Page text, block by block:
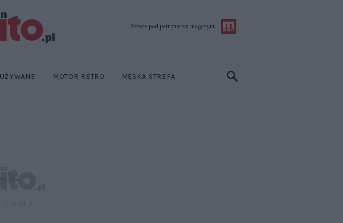
Serwis pod patronatem magazynu
MOTOR RETRO
UŻYWANE MĘSKA STREFA